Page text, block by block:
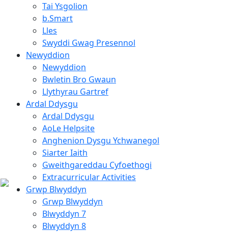
Tai Ysgolion
b.Smart
Lles
Swyddi Gwag Presennol
Newyddion
Newyddion
Bwletin Bro Gwaun
Llythyrau Gartref
Ardal Ddysgu
Ardal Ddysgu
AoLe Helpsite
Anghenion Dysgu Ychwanegol
Siarter Iaith
Gweithgareddau Cyfoethogi
Extracurricular Activities
Grwp Blwyddyn
Grwp Blwyddyn
Blwyddyn 7
Blwyddyn 8